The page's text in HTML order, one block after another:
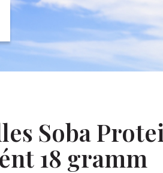
Soba
18 gramm